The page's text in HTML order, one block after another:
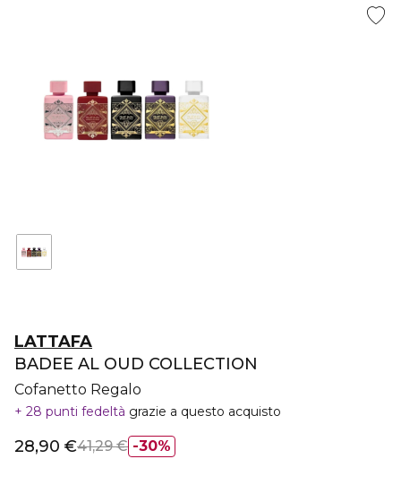
LATTAFA
BADEE AL OUD COLLECTION
Cofanetto Regalo
28 punti fedeltà grazie a questo acquisto
30%
28,90 €41,29 €